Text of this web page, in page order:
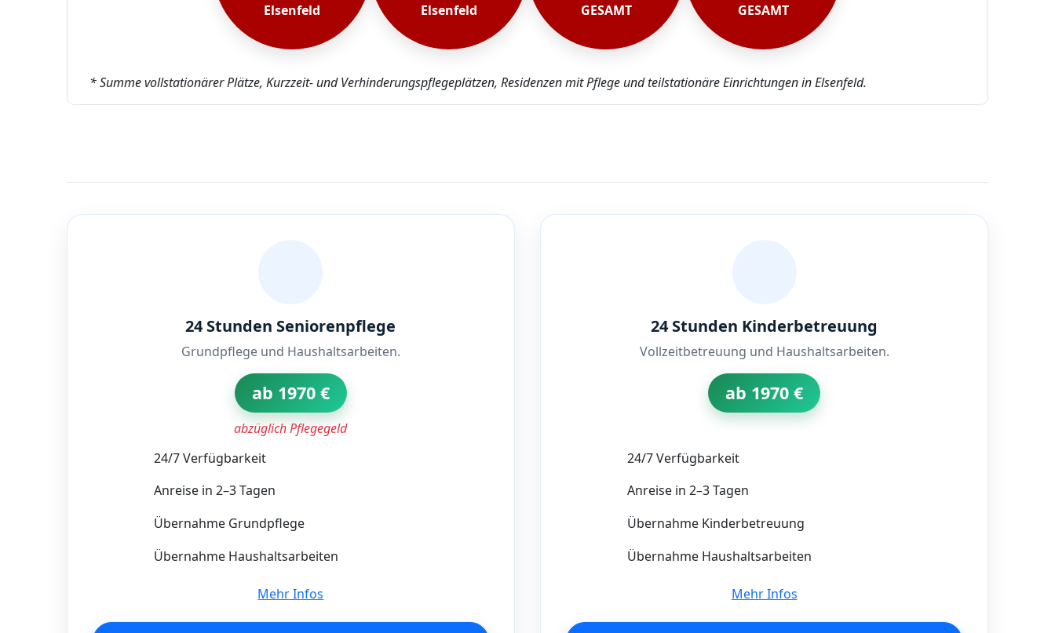
Elsenfeld Elsenfeld GESAMT GESAMT
* Summe vollstationärer Plätze, Kurzzeit- und Verhinderungspflegeplätzen, Residenzen mit Pflege und teilstationäre Einrichtungen in Elsenfeld.
24 Stunden Seniorenpflege
Grundpflege und Haushaltsarbeiten.
ab 1970 €
abzüglich Pflegegeld
24/7 Verfügbarkeit
Anreise in 2–3 Tagen
Übernahme Grundpflege
Übernahme Haushaltsarbeiten
Mehr Infos
24 Stunden Kinderbetreuung
Vollzeitbetreuung und Haushaltsarbeiten.
ab 1970 €
24/7 Verfügbarkeit
Anreise in 2–3 Tagen
Übernahme Kinderbetreuung
Übernahme Haushaltsarbeiten
Mehr Infos